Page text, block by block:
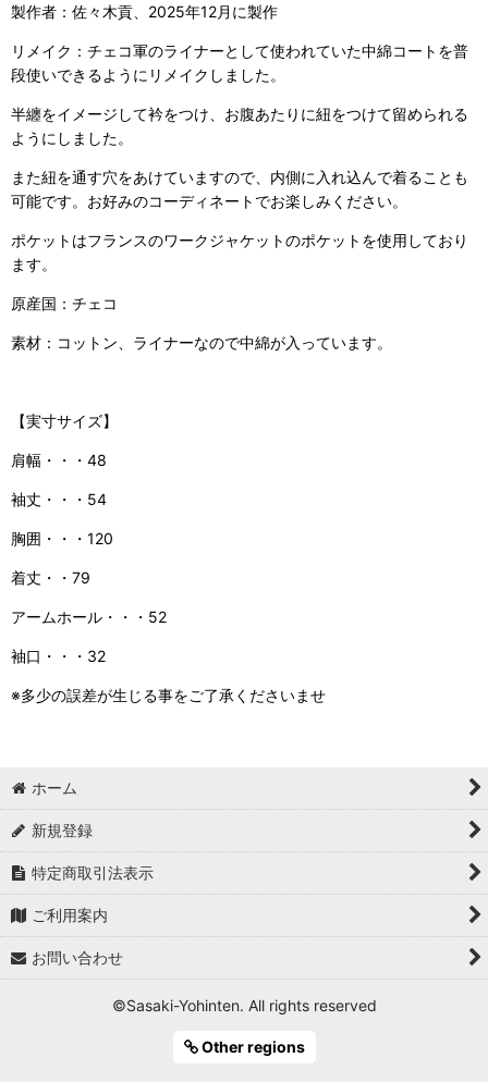
製作者：佐々木貢、2025年12月に製作
リメイク：チェコ軍のライナーとして使われていた中綿コートを普
段使いできるようにリメイクしました。
半纏をイメージして衿をつけ、お腹あたりに紐をつけて留められる
ようにしました。
また紐を通す穴をあけていますので、内側に入れ込んで着ることも
可能です。お好みのコーディネートでお楽しみください。
ポケットはフランスのワークジャケットのポケットを使用しており
ます。
原産国：チェコ
素材：コットン、ライナーなので中綿が入っています。
【実寸サイズ】
肩幅・・・48
袖丈・・・54
胸囲・・・120
着丈・・79
アームホール・・・52
袖口・・・32
※多少の誤差が生じる事をご了承くださいませ
ホーム
新規登録
特定商取引法表示
ご利用案内
お問い合わせ
©Sasaki-Yohinten. All rights reserved
Other regions